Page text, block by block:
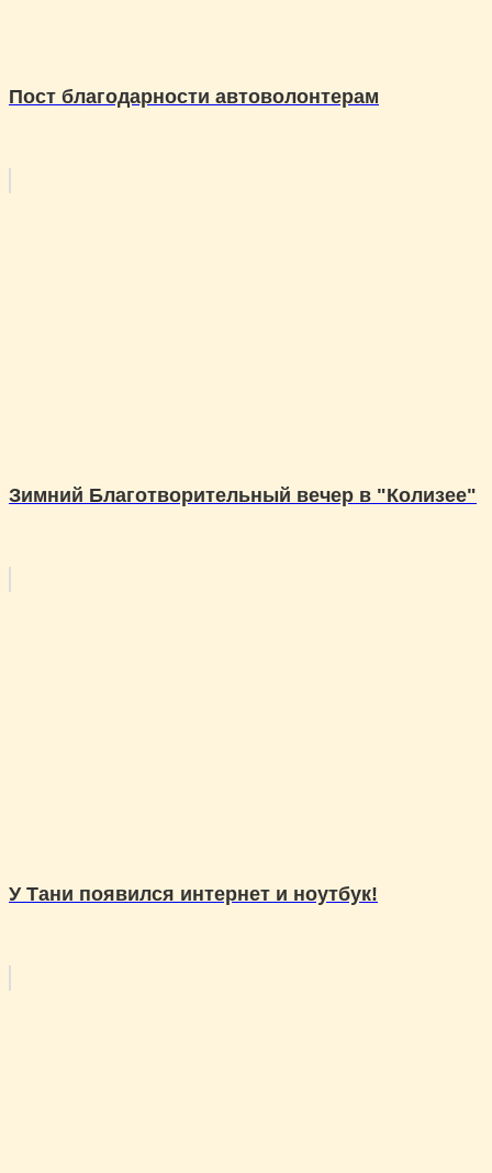
Пост благодарности автоволонтерам
Зимний Благотворительный вечер в "Колизее"
У Тани появился интернет и ноутбук!